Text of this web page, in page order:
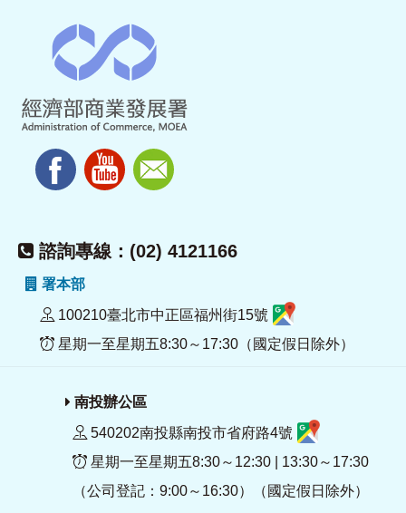
諮詢專線：(02) 4121166
署本部
100210臺北市中正區福州街15號
星期一至星期五8:30～17:30（國定假日除外）
南投辦公區
540202南投縣南投市省府路4號
星期一至星期五8:30～12:30 | 13:30～17:30
（公司登記：9:00～16:30）（國定假日除外）